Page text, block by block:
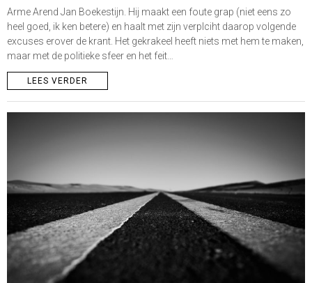
Arme Arend Jan Boekestijn. Hij maakt een foute grap (niet eens zo
heel goed, ik ken betere) en haalt met zijn verplciht daarop volgende
excuses erover de krant. Het gekrakeel heeft niets met hem te maken,
maar met de politieke sfeer en het feit…
LEES VERDER